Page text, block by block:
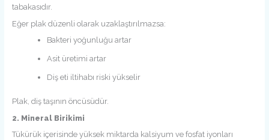
tabakasıdır.
Eğer plak düzenli olarak uzaklaştırılmazsa:
Bakteri yoğunluğu artar
Asit üretimi artar
Diş eti iltihabı riski yükselir
Plak, diş taşının öncüsüdür.
2. Mineral Birikimi
Tükürük içerisinde yüksek miktarda kalsiyum ve fosfat iyonları